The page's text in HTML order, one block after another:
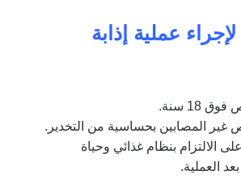
عملية إذابة
18 سنة.
غير المصابين بحساسية من التخدير.
الالتزام بنظام غذائي وحياة
العملية.